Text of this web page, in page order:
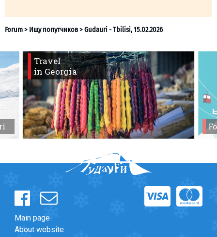
Forum >Ищу попутчиков>Gudauri - Tbilisi, 15.02.2026
Travel
in Georgia
Main page
About website
LODGING
Apartments
Cottages
Hotels
% Hot deals
Kazbegi
GEORGIA
About Georgia
Visas